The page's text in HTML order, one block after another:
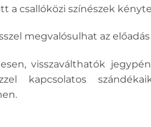
a csallóközi színészek
megvalósulhat az
visszaválthatók
kapcsolatos